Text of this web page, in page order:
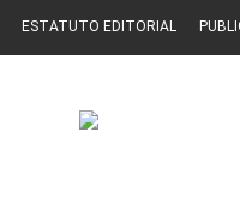
ESTATUTO EDITORIAL